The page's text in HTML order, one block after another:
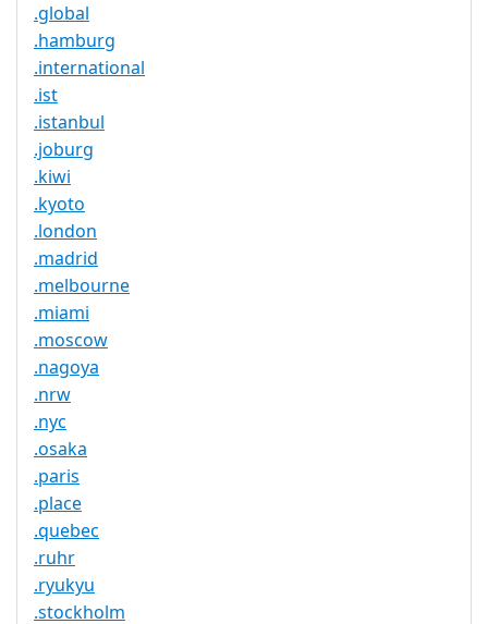
.global
.hamburg
.international
.ist
.istanbul
.joburg
.kiwi
.kyoto
.london
.madrid
.melbourne
.miami
.moscow
.nagoya
.nrw
.nyc
.osaka
.paris
.place
.quebec
.ruhr
.ryukyu
.stockholm